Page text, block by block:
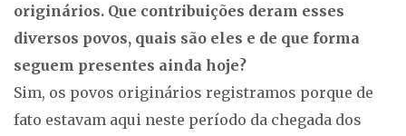
originários. Que contribuições deram esses
diversos povos, quais são eles e de que forma
seguem presentes ainda hoje?
Sim, os povos originários registramos porque de
fato estavam aqui neste período da chegada dos